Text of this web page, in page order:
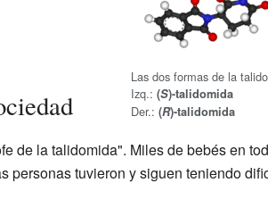
Las dos formas de la
Izq.:(S)-talidomida
Der.:(R)-talidomida
de la talidomida". Miles de bebés en
personas tuvieron y siguen teniendo